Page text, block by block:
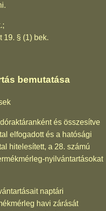
19. § (1) bek.
bemutatása
és összesítve
elfogadott és a hatósági
hitelesített, a 28. számú
nyilvántartásokat
naptári
havi zárását